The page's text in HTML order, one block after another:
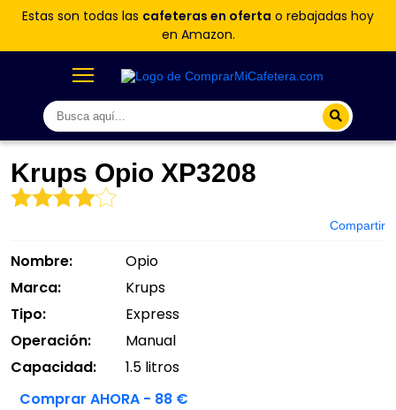
Estas son todas las cafeteras en oferta o rebajadas hoy
en Amazon.
Krups Opio XP3208
Compartir
Nombre:
Opio
Marca:
Krups
Tipo:
Express
Operación:
Manual
Capacidad:
1.5 litros
Comprar AHORA - 88 €